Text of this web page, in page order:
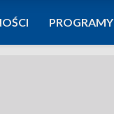
PROGRAMY